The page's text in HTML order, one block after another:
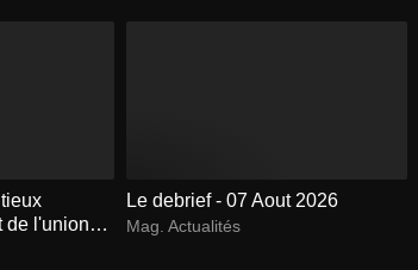
de l'union
Le debrief - 07 Aout 2026
Mag. Actualités